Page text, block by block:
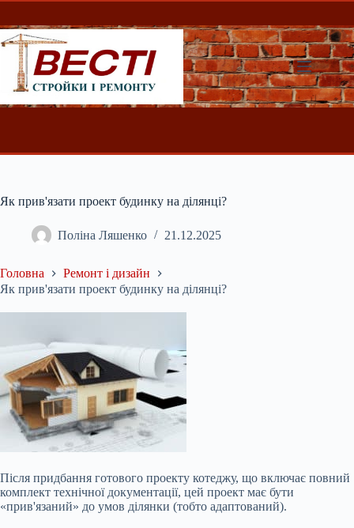
Перейти
вмісту
Як прив'язати проект будинку на ділянці?
Поліна Ляшенко 21.12.2025
Головна
Ремонт і дизайн
Як прив'язати проект будинку на ділянці?
Після придбання готового проекту котеджу, що включає повний
комплект технічної документації, цей проект має бути
«прив'язаний» до умов ділянки (тобто адаптований).